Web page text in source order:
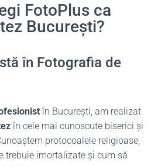
FotoPlus ca
București?
în Fotografia de
în București, am realizat
în cele mai cunoscute biserici și
protocoalele religioase,
trebuie imortalizate și cum să